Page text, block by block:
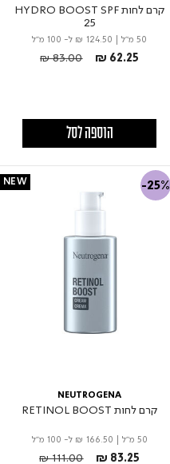
קרם לחות HYDRO BOOST SPF
25
50 מ"ל ₪ 124.50 ל- 100 מ"ל
₪ 62.25
Price reduced from
₪ 83.00to
הוספה לסל
-25%
NEW
NEUTROGENA
קרם לחות RETINOL BOOST
50 מ"ל ₪ 166.50 ל- 100 מ"ל
₪ 83.25
Price reduced from
₪ 111.00to